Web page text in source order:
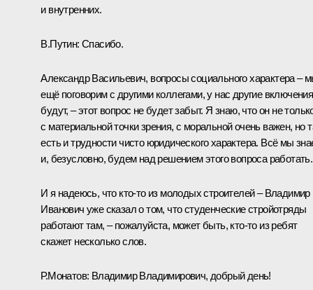
и внутренних.
В.Путин: Спасибо.
Александр Васильевич, вопросы социального характера –
ещё поговорим с другими коллегами, у нас другие включения
будут, – этот вопрос не будет забыт. Я знаю, что он не
с материальной точки зрения, с моральной очень важен, но
есть и трудности чисто юридического характера. Всё мы
и, безусловно, будем над решением этого вопроса работать.
И я надеюсь, что кто‑то из молодых строителей – Владимир
Иванович уже сказал о том, что студенческие стройотряды
работают там, – пожалуйста, может быть, кто‑то из ребят
скажет несколько слов.
Р.Монатов: Владимир Владимирович, добрый день!